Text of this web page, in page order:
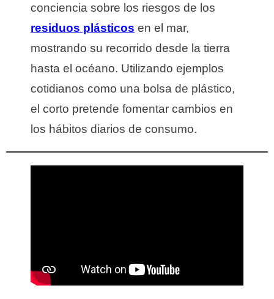
conciencia sobre los riesgos de los
residuos plásticos en el mar,
mostrando su recorrido desde la tierra
hasta el océano. Utilizando ejemplos
cotidianos como una bolsa de plástico,
el corto pretende fomentar cambios en
los hábitos diarios de consumo.